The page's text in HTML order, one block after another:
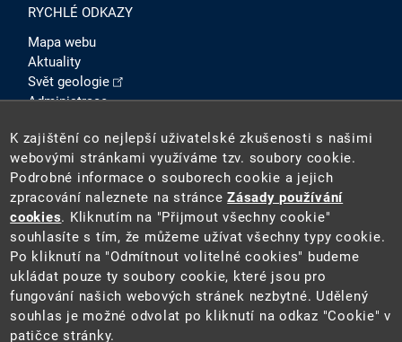
RYCHLÉ ODKAZY
Mapa webu
Aktuality
Svět geologie
Administrace
SOCIÁLNÍ SÍTĚ
2026 ©Česká geologická služba(ČGS). ČGS je státní
příspěvkovou organizací pověřenou výkonem státní
K zajištění co nejlepší uživatelské zkušenosti s našimi
webovými stránkami využíváme tzv. soubory cookie.
Podrobné informace o souborech cookie a jejich
zpracování naleznete na stránceZásady používání
cookies. Kliknutím na "Přijmout všechny cookie"
souhlasíte s tím, že můžeme užívat všechny typy cookie.
Po kliknutí na "Odmítnout volitelné cookies" budeme
ukládat pouze ty soubory cookie, které jsou pro
fungování našich webových stránek nezbytné. Udělený
souhlas je možné odvolat po kliknutí na odkaz "Cookie" v
patičce stránky.